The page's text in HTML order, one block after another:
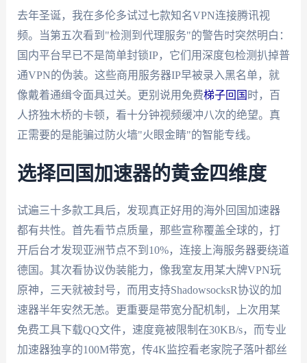
去年圣诞，我在多伦多试过七款知名VPN连接腾讯视
频。当第五次看到"检测到代理服务"的警告时突然明白：
国内平台早已不是简单封锁IP，它们用深度包检测扒掉普
通VPN的伪装。这些商用服务器IP早被录入黑名单，就
像戴着通缉令面具过关。更别说用免费梯子回国 时，百
人挤独木桥的卡顿，看十分钟视频缓冲八次的绝望。真
正需要的是能骗过防火墙"火眼金睛"的智能专线。
选择回国加速器的黄金四维度
试遍三十多款工具后，发现真正好用的海外回国加速器
都有共性。首先看节点质量，那些宣称覆盖全球的，打
开后台才发现亚洲节点不到10%，连接上海服务器要绕道
德国。其次看协议伪装能力，像我室友用某大牌VPN玩
原神，三天就被封号，而用支持ShadowsocksR协议的加
速器半年安然无恙。更重要是带宽分配机制，上次用某
免费工具下载QQ文件，速度竟被限制在30KB/s，而专业
加速器独享的100M带宽，传4K监控看老家院子落叶都丝